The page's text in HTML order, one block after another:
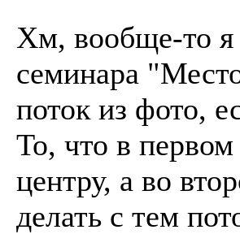
Хм, вообще-то я
семинара
поток из фото,
То, что в
центру, а во
делать с тем